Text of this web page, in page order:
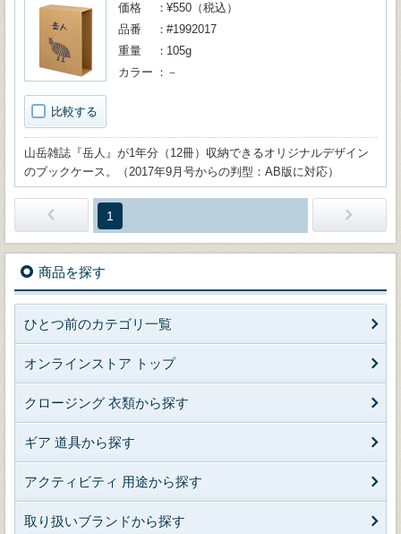
比較する
価格
¥550（税込）
品番
#1992017
重量
105g
カラー
－
山岳雑誌『岳人』が1年分（12冊）収納できるオリジナルデザイン
のブックケース。（2017年9月号からの判型：AB版に対応）
1
商品を探す
ひとつ前のカテゴリ一覧
オンラインストア トップ
クロージング 衣類から探す
ギア 道具から探す
アクティビティ 用途から探す
取り扱いブランドから探す